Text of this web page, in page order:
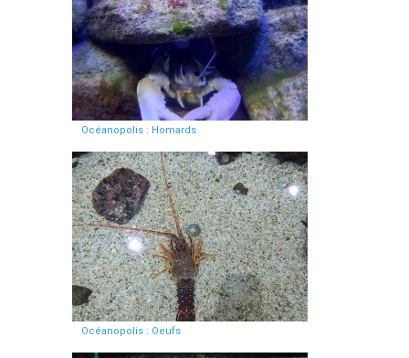
Océanopolis : Homards
Océanopolis : Oeufs